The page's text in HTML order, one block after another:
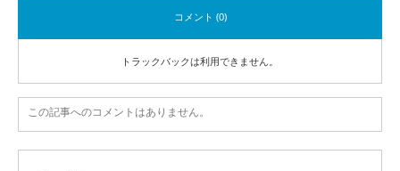
コメント (0)
トラックバックは利用できません。
この記事へのコメントはありません。